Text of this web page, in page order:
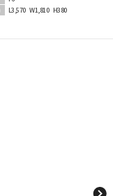
L3,570 W1,810 H380